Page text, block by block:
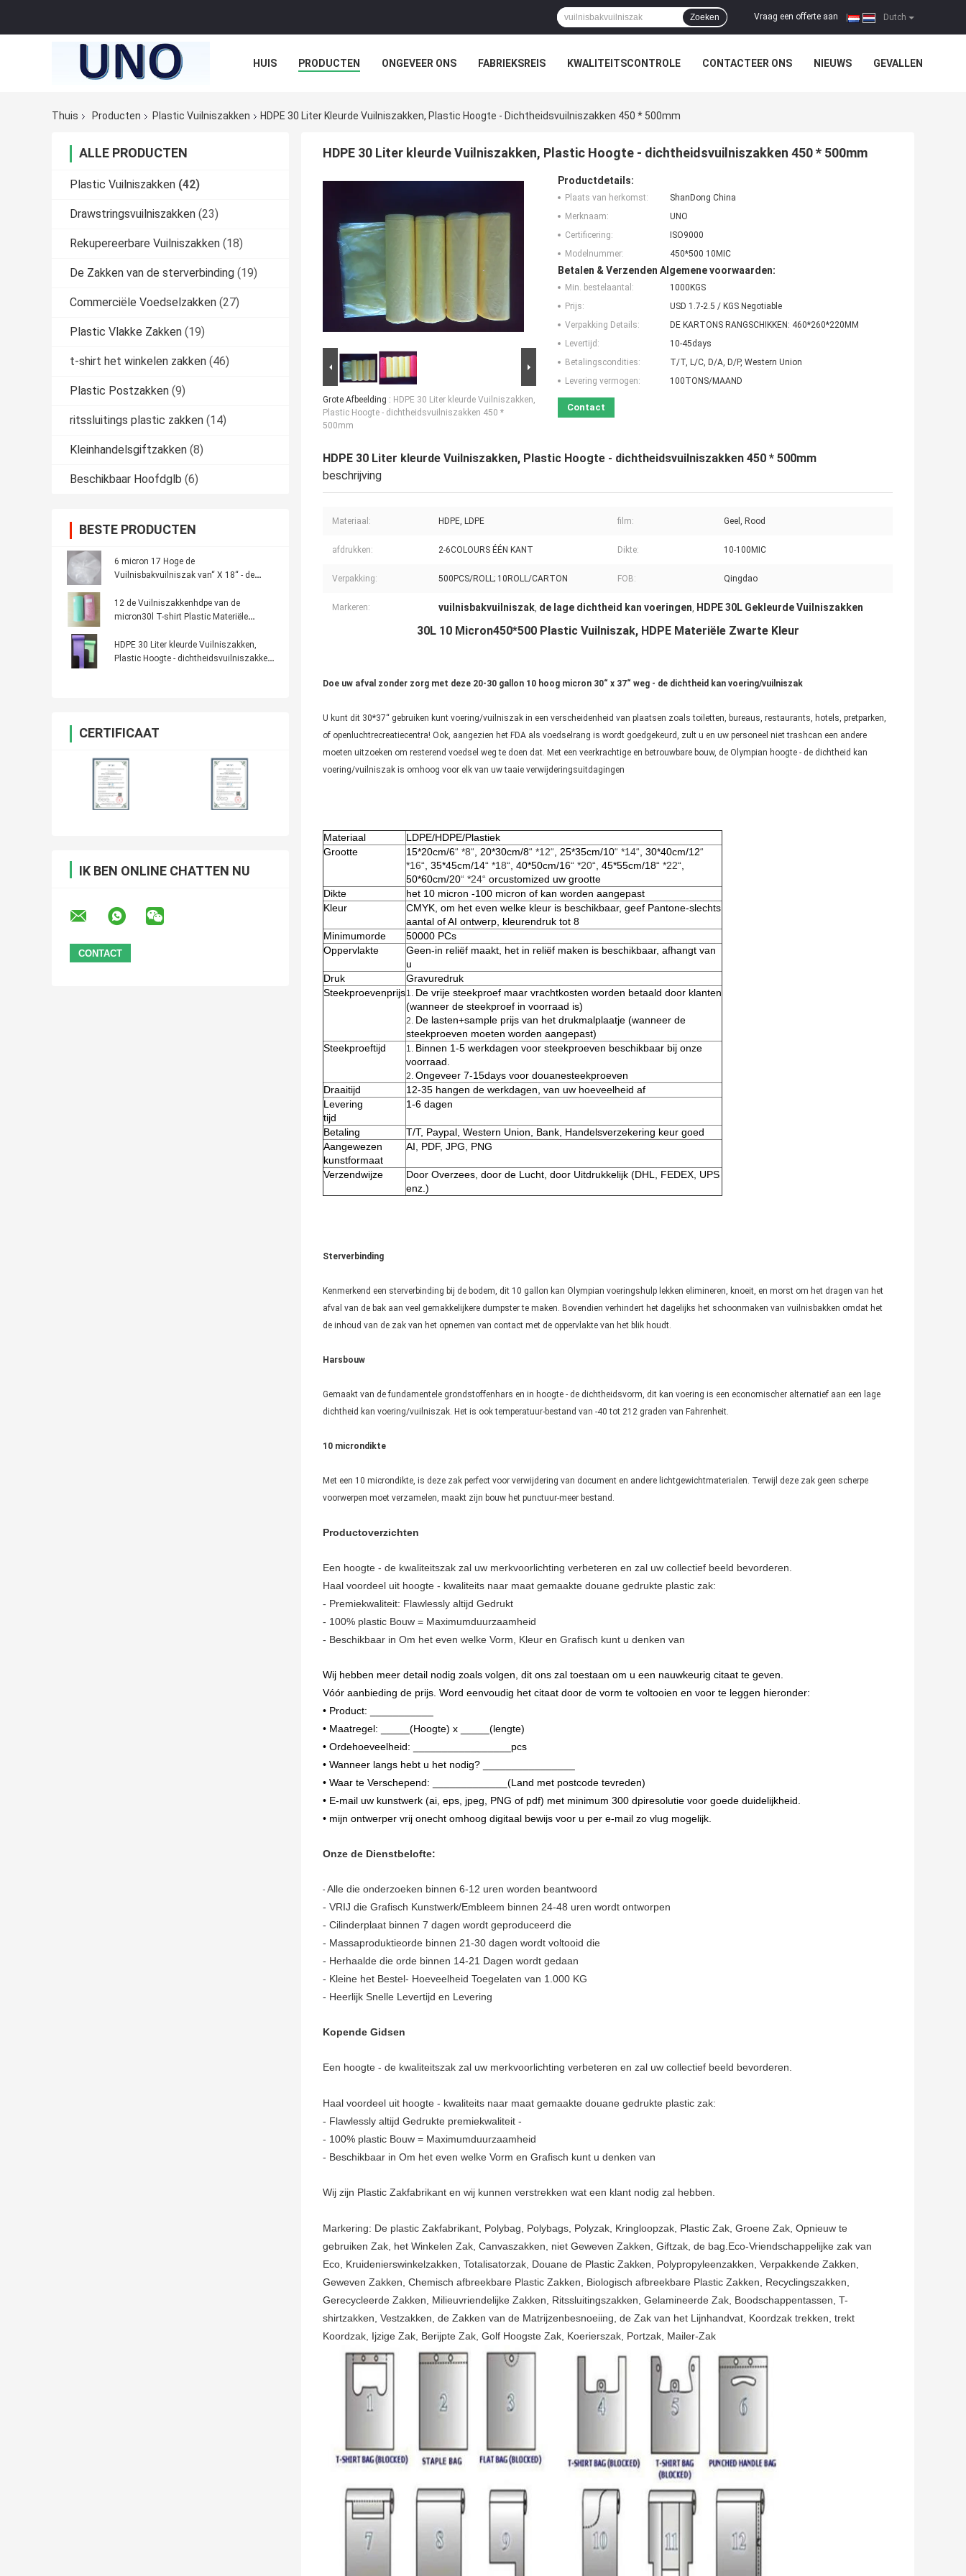
Dutch
Vraag een offerte aan
Zoeken
HUIS PRODUCTEN ONGEVEER ONS FABRIEKSREIS KWALITEITSCONTROLE CONTACTEER ONS NIEUWS GEVALLEN
Thuis Producten Plastic Vuilniszakken HDPE 30 Liter Kleurde Vuilniszakken, Plastic Hoogte - Dichtheidsvuilniszakken 450 * 500mm
ALLE PRODUCTEN
Plastic Vuilniszakken (42)
Drawstringsvuilniszakken (23)
Rekupereerbare Vuilniszakken (18)
De Zakken van de sterverbinding (19)
Commerciële Voedselzakken (27)
Plastic Vlakke Zakken (19)
t-shirt het winkelen zakken (46)
Plastic Postzakken (9)
ritssluitings plastic zakken (14)
Kleinhandelsgiftzakken (8)
Beschikbaar Hoofdglb (6)
BESTE PRODUCTEN
6 micron 17 Hoge de
Vuilnisbakvuilniszak van“ X 18“ - de
12 de Vuilniszakkenhdpe van de
micron30l T-shirt Plastic Materiële
HDPE 30 Liter kleurde Vuilniszakken,
Plastic Hoogte - dichtheidsvuilniszakken
CERTIFICAAT
IK BEN ONLINE CHATTEN NU
HDPE 30 Liter kleurde Vuilniszakken, Plastic Hoogte - dichtheidsvuilniszakken 450 * 500mm
Grote Afbeelding : HDPE 30 Liter kleurde Vuilniszakken,
Plastic Hoogte - dichtheidsvuilniszakken 450 *
500mm
Productdetails:
Plaats van herkomst:
ShanDong China
Merknaam:
UNO
Certificering:
ISO9000
Modelnummer:
450*500 10MIC
Betalen & Verzenden Algemene voorwaarden:
Min. bestelaantal:
1000KGS
Prijs:
USD 1.7-2.5 / KGS Negotiable
Verpakking Details:
DE KARTONS RANGSCHIKKEN: 460*260*220MM
Levertijd:
10-45days
Betalingscondities:
T/T, L/C, D/A, D/P, Western Union
Levering vermogen:
100TONS/MAAND
Contact
HDPE 30 Liter kleurde Vuilniszakken, Plastic Hoogte - dichtheidsvuilniszakken 450 * 500mm
beschrijving
Materiaal: HDPE, LDPE film: Geel, Rood
afdrukken: 2-6COLOURS ÉÉN KANT Dikte: 10-100MIC
Verpakking: 500PCS/ROLL; 10ROLL/CARTON FOB: Qingdao
Markeren: vuilnisbakvuilniszak, de lage dichtheid kan voeringen, HDPE 30L Gekleurde Vuilniszakken
30L 10 Micron450*500 Plastic Vuilniszak, HDPE Materiële Zwarte Kleur
Doe uw afval zonder zorg met deze 20-30 gallon 10 hoog micron 30“ x 37“ weg - de dichtheid kan voering/vuilniszak
U kunt dit 30*37“ gebruiken kunt voering/vuilniszak in een verscheidenheid van plaatsen zoals toiletten, bureaus, restaurants, hotels, pretparken,
of openluchtrecreatiecentra! Ook, aangezien het FDA als voedselrang is wordt goedgekeurd, zult u en uw personeel niet trashcan een andere
moeten uitzoeken om resterend voedsel weg te doen dat. Met een veerkrachtige en betrouwbare bouw, de Olympian hoogte - de dichtheid kan
voering/vuilniszak is omhoog voor elk van uw taaie verwijderingsuitdagingen
Materiaal
LDPE/HDPE/Plastiek
Grootte
15*20cm/6“ *8“, 20*30cm/8“ *12“, 25*35cm/10“ *14“, 30*40cm/12“
*16“, 35*45cm/14“ *18“, 40*50cm/16“ *20“, 45*55cm/18“ *22“,
50*60cm/20“ *24“ orcustomized uw grootte
Dikte
het 10 micron -100 micron of kan worden aangepast
Kleur
CMYK, om het even welke kleur is beschikbaar, geef Pantone-slechts
aantal of AI ontwerp, kleurendruk tot 8
Minimumorde
50000 PCs
Oppervlakte
Geen-in reliëf maakt, het in reliëf maken is beschikbaar, afhangt van
u
Druk
Gravuredruk
Steekproevenprijs1. De vrije steekproef maar vrachtkosten worden betaald door klanten
(wanneer de steekproef in voorraad is)
2. De lasten+sample prijs van het drukmalplaatje (wanneer de
steekproeven moeten worden aangepast)
Steekproeftijd
1. Binnen 1-5 werkdagen voor steekproeven beschikbaar bij onze
voorraad.
2. Ongeveer 7-15days voor douanesteekproeven
Draaitijd
12-35 hangen de werkdagen, van uw hoeveelheid af
Levering
tijd
1-6 dagen
Betaling
T/T, Paypal, Western Union, Bank, Handelsverzekering keur goed
Aangewezen
kunstformaat
AI, PDF, JPG, PNG
Verzendwijze
Door Overzees, door de Lucht, door Uitdrukkelijk (DHL, FEDEX, UPS
enz.)
Sterverbinding
Kenmerkend een sterverbinding bij de bodem, dit 10 gallon kan Olympian voeringshulp lekken elimineren, knoeit, en morst om het dragen van het
afval van de bak aan veel gemakkelijkere dumpster te maken. Bovendien verhindert het dagelijks het schoonmaken van vuilnisbakken omdat het
de inhoud van de zak van het opnemen van contact met de oppervlakte van het blik houdt.
Harsbouw
Gemaakt van de fundamentele grondstoffenhars en in hoogte - de dichtheidsvorm, dit kan voering is een economischer alternatief aan een lage
dichtheid kan voering/vuilniszak. Het is ook temperatuur-bestand van -40 tot 212 graden van Fahrenheit.
10 microndikte
Met een 10 microndikte, is deze zak perfect voor verwijdering van document en andere lichtgewichtmaterialen. Terwijl deze zak geen scherpe
voorwerpen moet verzamelen, maakt zijn bouw het punctuur-meer bestand.
Productoverzichten
Een hoogte - de kwaliteitszak zal uw merkvoorlichting verbeteren en zal uw collectief beeld bevorderen.
Haal voordeel uit hoogte - kwaliteits naar maat gemaakte douane gedrukte plastic zak:
- Premiekwaliteit: Flawlessly altijd Gedrukt
- 100% plastic Bouw = Maximumduurzaamheid
- Beschikbaar in Om het even welke Vorm, Kleur en Grafisch kunt u denken van
Wij hebben meer detail nodig zoals volgen, dit ons zal toestaan om u een nauwkeurig citaat te geven.
Vóór aanbieding de prijs. Word eenvoudig het citaat door de vorm te voltooien en voor te leggen hieronder:
• Product: ___________
• Maatregel: _____(Hoogte) x _____(lengte)
• Ordehoeveelheid: _________________pcs
• Wanneer langs hebt u het nodig? ________________
• Waar te Verschepend: _____________(Land met postcode tevreden)
• E-mail uw kunstwerk (ai, eps, jpeg, PNG of pdf) met minimum 300 dpiresolutie voor goede duidelijkheid.
• mijn ontwerper vrij onecht omhoog digitaal bewijs voor u per e-mail zo vlug mogelijk.
Onze de Dienstbelofte:
- Alle die onderzoeken binnen 6-12 uren worden beantwoord
- VRIJ die Grafisch Kunstwerk/Embleem binnen 24-48 uren wordt ontworpen
- Cilinderplaat binnen 7 dagen wordt geproduceerd die
- Massaproduktieorde binnen 21-30 dagen wordt voltooid die
- Herhaalde die orde binnen 14-21 Dagen wordt gedaan
- Kleine het Bestel- Hoeveelheid Toegelaten van 1.000 KG
- Heerlijk Snelle Levertijd en Levering
Kopende Gidsen
Een hoogte - de kwaliteitszak zal uw merkvoorlichting verbeteren en zal uw collectief beeld bevorderen.
Haal voordeel uit hoogte - kwaliteits naar maat gemaakte douane gedrukte plastic zak:
- Flawlessly altijd Gedrukte premiekwaliteit -
- 100% plastic Bouw = Maximumduurzaamheid
- Beschikbaar in Om het even welke Vorm en Grafisch kunt u denken van
Wij zijn Plastic Zakfabrikant en wij kunnen verstrekken wat een klant nodig zal hebben.
Markering: De plastic Zakfabrikant, Polybag, Polybags, Polyzak, Kringloopzak, Plastic Zak, Groene Zak, Opnieuw te
gebruiken Zak, het Winkelen Zak, Canvaszakken, niet Geweven Zakken, Giftzak, de bag.Eco-Vriendschappelijke zak van
Eco, Kruidenierswinkelzakken, Totalisatorzak, Douane de Plastic Zakken, Polypropyleenzakken, Verpakkende Zakken,
Geweven Zakken, Chemisch afbreekbare Plastic Zakken, Biologisch afbreekbare Plastic Zakken, Recyclingszakken,
Gerecycleerde Zakken, Milieuvriendelijke Zakken, Ritssluitingszakken, Gelamineerde Zak, Boodschappentassen, T-
shirtzakken, Vestzakken, de Zakken van de Matrijzenbesnoeiing, de Zak van het Lijnhandvat, Koordzak trekken, trekt
Koordzak, Ijzige Zak, Berijpte Zak, Golf Hoogste Zak, Koerierszak, Portzak, Mailer-Zak